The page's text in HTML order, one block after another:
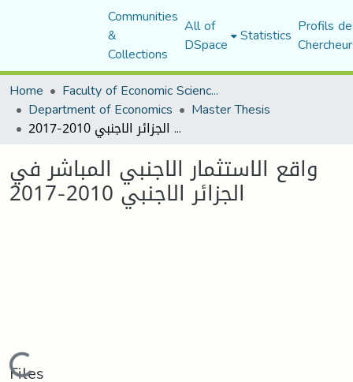
Communities
&
Collections
All of
DSpace Statistics Profils
Home
Faculty of Economic Sciences, Commerce and Management Sciences
Department of Economics Master Thesis
واقع الاستثمار الاجنبي المباشر في الجزائر الاجنبي 2010-2017
واقع الاستثمار الاجنبي المباشر في
الجزائر الاجنبي 2010-2017
Loading...
Files